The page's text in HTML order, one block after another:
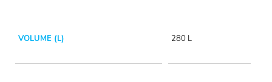
VOLUME (L) 280 L